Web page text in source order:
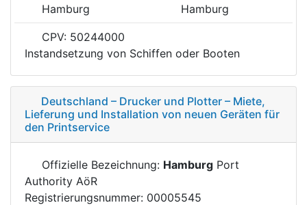
Hamburg
Hamburg
CPV: 50244000
Instandsetzung von Schiffen oder Booten
Deutschland – Drucker und Plotter – Miete,
Lieferung und Installation von neuen Geräten für
den Printservice
Offizielle Bezeichnung: Hamburg Port
Authority AöR
Registrierungsnummer: 00005545